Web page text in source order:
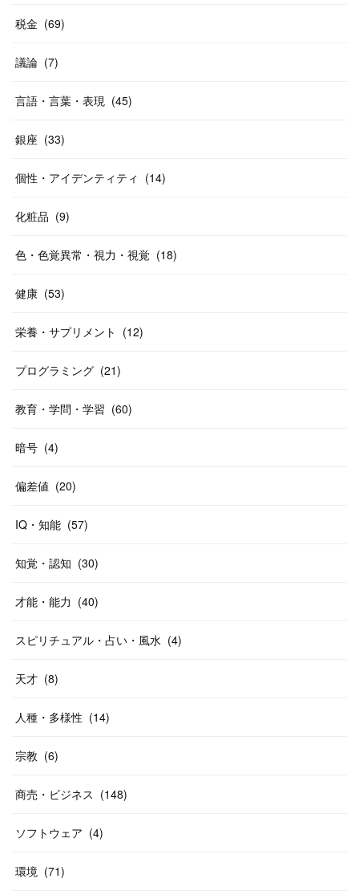
税金 (69)
議論 (7)
言語・言葉・表現 (45)
銀座 (33)
個性・アイデンティティ (14)
化粧品 (9)
色・色覚異常・視力・視覚 (18)
健康 (53)
栄養・サプリメント (12)
プログラミング (21)
教育・学問・学習 (60)
暗号 (4)
偏差値 (20)
IQ・知能 (57)
知覚・認知 (30)
才能・能力 (40)
スピリチュアル・占い・風水 (4)
天才 (8)
人種・多様性 (14)
宗教 (6)
商売・ビジネス (148)
ソフトウェア (4)
環境 (71)